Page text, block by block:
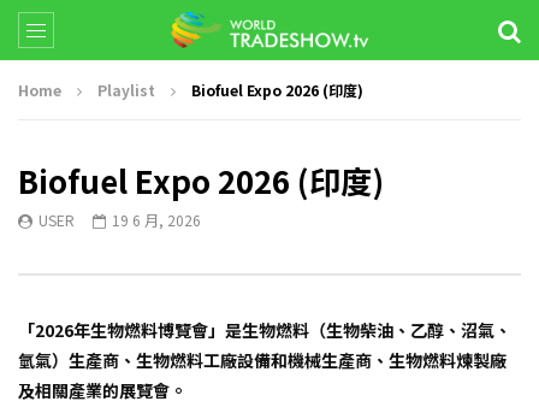
Home Playlist Biofuel Expo 2026 (印度)
Biofuel Expo 2026 (印度)
USER 19 6 月, 2026
「2026年生物燃料博覽會」是生物燃料（生物柴油、乙醇、沼氣、
氫氣）生產商、生物燃料工廠設備和機械生產商、生物燃料煉製廠
及相關產業的展覽會。